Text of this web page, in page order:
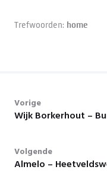
Trefwoorden: home
Vorige
Wijk Borkerhout –
Volgende
Almelo –